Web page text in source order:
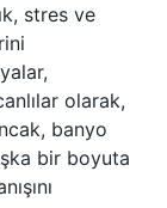
stres ve
olarak,
banyo
bir boyuta